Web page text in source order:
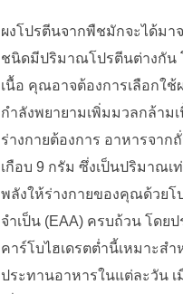
ผงโปรตีนจากพืชมักจะได้มา
ชนิดมีปริมาณโปรตีนต่างกัน
เนื้อ คุณอาจต้องการเลือกใ
กำลังพยายามเพิ่มมวลกล้าม
ร่างกายต้องการ อาหารจาก
เกือบ 9 กรัม ซึ่งเป็นปริมาณเ
พลังให้ร่างกายของคุณด้วยโ
จำเป็น (EAA) ครบถ้วน โดย
คาร์โบไฮเดรตต่ำนี้เหมาะส
ประทานอาหารในแต่ละวัน